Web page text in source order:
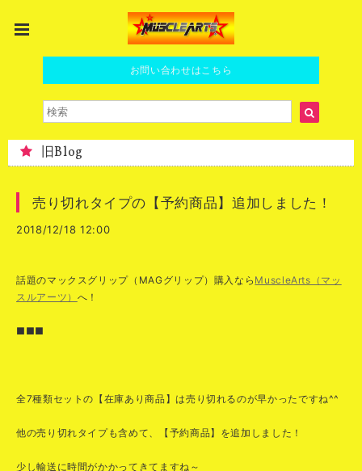
お問い合わせはこちら
旧Blog
売り切れタイプの【予約商品】追加しました！
2018/12/18 12:00
話題のマックスグリップ（MAGグリップ）購入なら MuscleArts（マッ
スルアーツ） へ！
■■■
全7種類セットの【在庫あり商品】は売り切れるのが早かったですね^^
他の売り切れタイプも含めて、【予約商品】を追加しました！
少し輸送に時間がかかってきてますね～